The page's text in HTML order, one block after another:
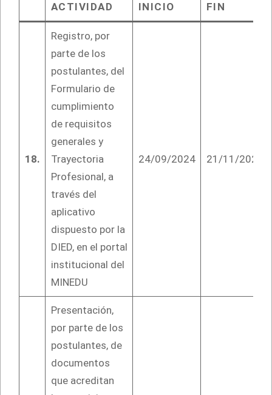
ACTIVIDAD INICIO FIN
18.
Registro, por
parte de los
postulantes, del
Formulario de
cumplimiento
de requisitos
generales y
Trayectoria
Profesional, a
través del
aplicativo
dispuesto por la
DIED, en el portal
institucional del
MINEDU
24/09/2024 21/11/2024
Presentación,
por parte de los
postulantes, de
documentos
que acreditan